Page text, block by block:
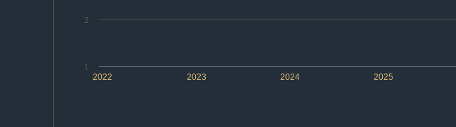
2022 2023 2024 2025
1
2